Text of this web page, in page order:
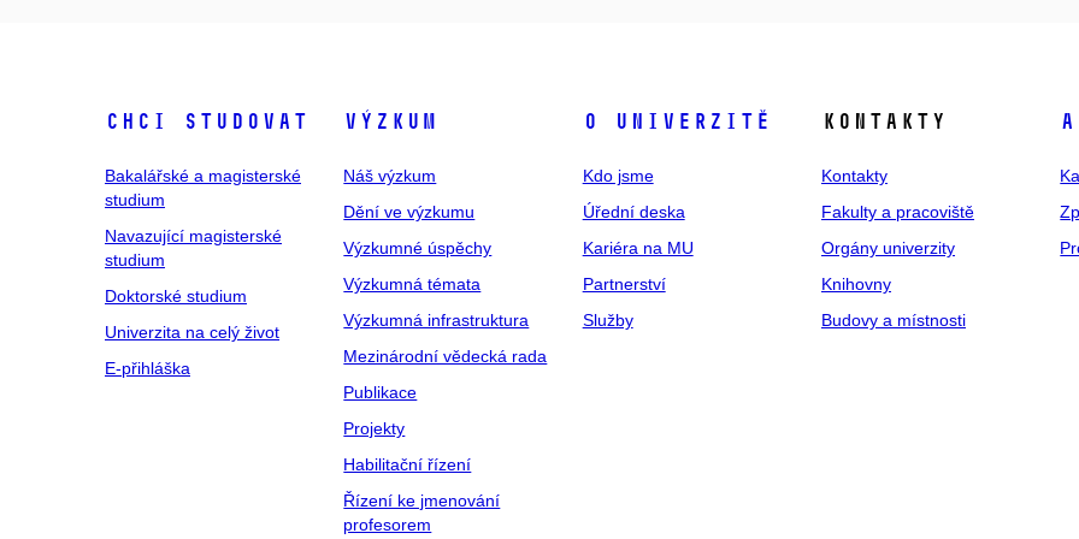
Chci studovat
Bakalářské a magisterské
studium
Navazující magisterské
studium
Doktorské studium
Univerzita na celý život
E-přihláška
Výzkum
Náš výzkum
Dění ve výzkumu
Výzkumné úspěchy
Výzkumná témata
Výzkumná infrastruktura
Mezinárodní vědecká rada
Publikace
Projekty
Habilitační řízení
Řízení ke jmenování
profesorem
O univerzitě
Kdo jsme
Úřední deska
Kariéra na MU
Partnerství
Služby
Kontakty
Kontakty
Fakulty a pracoviště
Orgány univerzity
Knihovny
Budovy a místnosti